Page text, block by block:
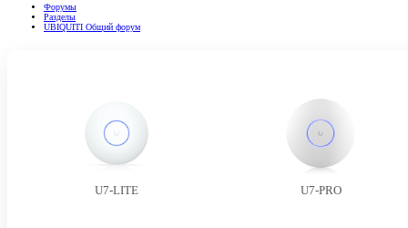
Форумы
Разделы
UBIQUITI Общий форум
U7-LITE U7-PRO